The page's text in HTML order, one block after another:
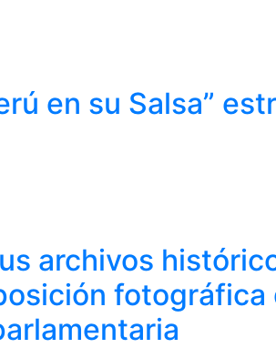
en su Salsa”
archivos
fotográfica